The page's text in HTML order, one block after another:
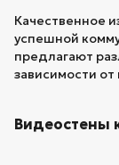
Качественное
успешной
предлагают
зависимости
Видеостены